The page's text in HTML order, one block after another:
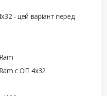
- цей варіант перед
с ОП 4x32